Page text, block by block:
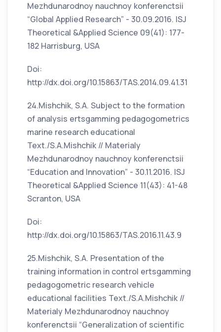
Mezhdunarodnoy nauchnoy konferenctsii
“Global Applied Research” - 30.09.2016. ISJ
Theoretical &Applied Science 09(41): 177-
182 Harrisburg, USA
Doi:
http://dx.doi.org/10.15863/TAS.2014.09.41.31
24.Mishchik, S.A. Subject to the formation
of analysis ertsgamming pedagogometrics
marine research educational
Text./S.A.Mishchik // Materialy
Mezhdunarodnoy nauchnoy konferenctsii
“Education and Innovation” - 30.11.2016. ISJ
Theoretical &Applied Science 11(43): 41-48
Scranton, USA
Doi:
http://dx.doi.org/10.15863/TAS.2016.11.43.9
25.Mishchik, S.A. Presentation of the
training information in control ertsgamming
pedagogometric research vehicle
educational facilities Text./S.A.Mishchik //
Materialy Mezhdunarodnoy nauchnoy
konferenctsii “Generalization of scientific